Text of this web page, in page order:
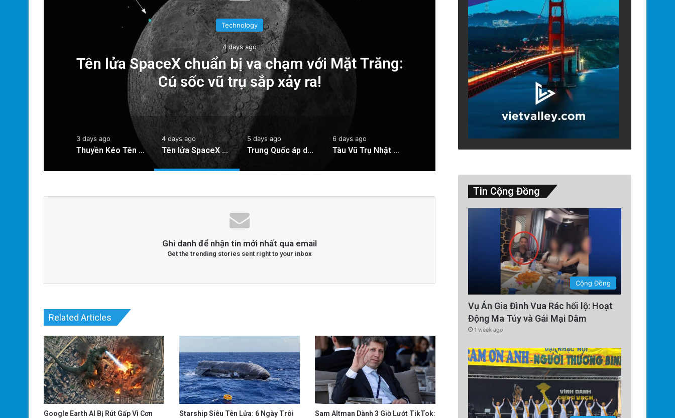
Technology
4 days ago
Tên lửa SpaceX chuẩn bị va chạm với Mặt Trăng:
Cú sốc vũ trụ sắp xảy ra!
Technology
5 days ago
Trung Quốc áp dụng công
chặn tình trạng mất
3 days ago
Thuyền Kéo Tên Lửa Starship Được Hé Lộ Qua Ảnh Vệ Tinh!
4 days ago
Tên lửa SpaceX chuẩn bị va chạm với Mặt Trăng: Cú sốc vũ trụ sắp xảy ra!
5 days ago
Trung Quốc áp dụng công nghệ lượng tử để ngăn chặn tình trạng mất điện diện rộng
6 days ago
Tàu Vũ Trụ Nhật Bản: Chuyến Bay Gần Nhất Lịch Sử Đến Tiểu Hành Tinh
Ghi danh để nhận tin mới nhất qua email
Get the trending stories sent right to your inbox
Related Articles
Google Earth AI Bị Rút Gấp Vì Cơn
Starship Siêu Tên Lửa: 6 Ngày Trôi
Sam Altman Dành 3 Giờ Lướt TikTok:
Tin Cộng Đồng
Cộng Đồng
Vụ Án Gia Đình Vua Rác hối lộ: Hoạt
Động Ma Túy và Gái Mại Dâm
1 week ago